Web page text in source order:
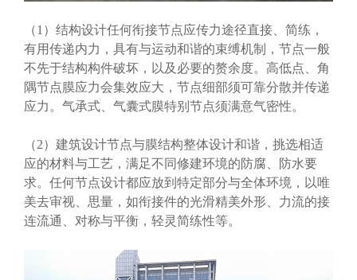
（1）结构设计任何衔接节点应传力途径直接、简练，
有用传递内力，具有与运动和谐的束缚机制，节点一般
不先于结构构件破坏，以及必要的赘余度。高低点、角
隅节点膜应力会集效应大，节点细部须可靠分散并传递
应力。气承式、气囊式膜特别节点须满意气密性。
（2）建筑设计节点与膜结构整体设计和谐，挑选相适
应的材料与工艺，满足不同修建环境的防腐、防水要
求。任何节点设计都应放到特定部分与全体环境，以唯
美去审视、思量，如衔接件的光滑精美外形、力流的接
连流通、对称与平衡，轻灵简练性等。